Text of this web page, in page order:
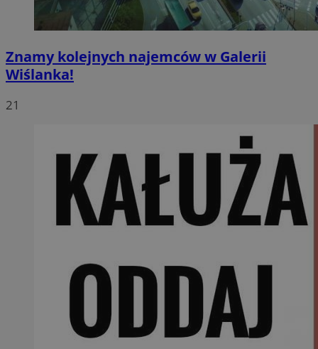
Znamy kolejnych najemców w Galerii
Wiślanka!
21